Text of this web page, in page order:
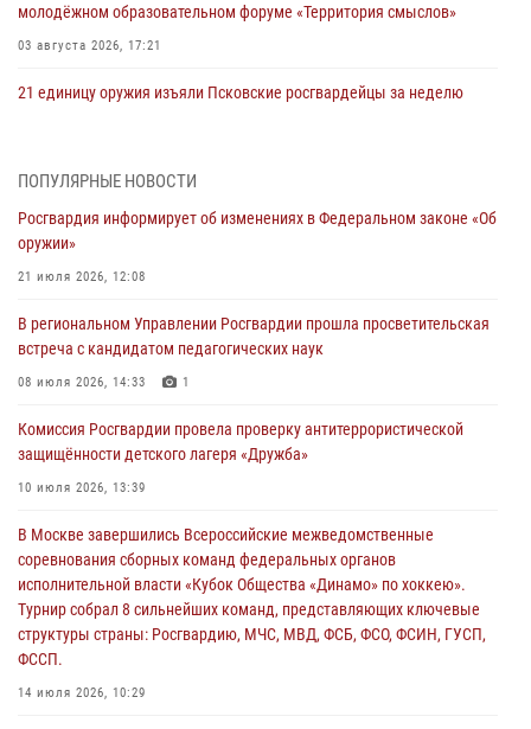
молодёжном образовательном форуме «Территория смыслов»
03 августа 2026, 17:21
21 единицу оружия изъяли Псковские росгвардейцы за неделю
Росгвардейцы принимают участие в обеспечении общественной
02 августа 2026, 13:28
За минувшие сутки Псковские росгвардейцы выезжали два раза на
31 июля 2026, 13:53
В Санкт-Петербурге прошел окружной этап ежегодного
сотрудников вневедомственной охраны Росгвардии, Псковские
Росгвардейцы одержали победу
30 июля 2026, 05:10
Псковская Росгвардия приглашает на службу в подразделениях
вневедомственной охраны
ПОПУЛЯРНЫЕ НОВОСТИ
Росгвардия информирует об изменениях в Федеральном законе «Об
оружии»
21 июля 2026, 12:08
В региональном Управлении Росгвардии прошла просветительская
встреча с кандидатом педагогических наук
08 июля 2026, 14:33 1
Комиссия Росгвардии провела проверку антитеррористической
защищённости детского лагеря «Дружба»
10 июля 2026, 13:39
В Москве завершились Всероссийские межведомственные
соревнования сборных команд федеральных органов
исполнительной власти «Кубок Общества «Динамо» по хоккею».
Турнир собрал 8 сильнейших команд, представляющих ключевые
структуры страны: Росгвардию, МЧС, МВД, ФСБ, ФСО, ФСИН, ГУСП,
ФССП.
14 июля 2026, 10:29